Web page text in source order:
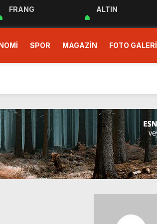
FRANG ALTIN
SPOR MAGAZİN FOTO GALERİ
Merkezi’ne Teşekkür Ziyareti
EV ZİYARETİ